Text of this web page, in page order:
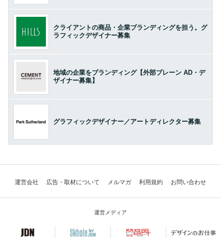
クライアントの商品・企業ブランディングを担う。グ
ラフィックデザイナー募集
地域の企業をブランディング【外部ブレーン AD・デ
ザイナー募集】
グラフィックデザイナー／アートディレクター募集
運営会社 広告・取材について メルマガ 利用規約 お問い合わせ
運営メディア